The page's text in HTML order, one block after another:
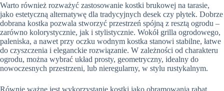
Warto również rozważyć zastosowanie kostki brukowej na tarasie,
jako estetyczną alternatywę dla tradycyjnych desek czy płytek. Dobrze
dobrana kostka pozwala stworzyć przestrzeń spójną z resztą ogrodu –
zarówno kolorystycznie, jak i stylistycznie. Wokół grilla ogrodowego,
paleniska, a nawet przy oczku wodnym kostka stanowi stabilne, łatwe
do czyszczenia i eleganckie rozwiązanie. W zależności od charakteru
ogrodu, można wybrać układ prosty, geometryczny, idealny do
nowoczesnych przestrzeni, lub nieregularny, w stylu rustykalnym.
Równie ważne jest wykorzystanie kostki jako obramowania rabat